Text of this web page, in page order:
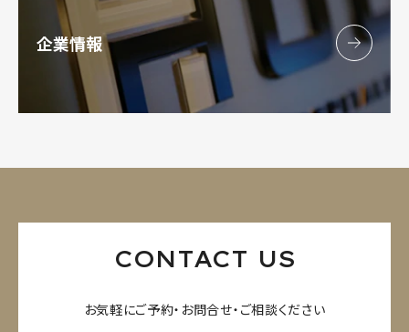
企業情報
CONTACT US
お気軽にご予約・お問合せ・ご相談ください